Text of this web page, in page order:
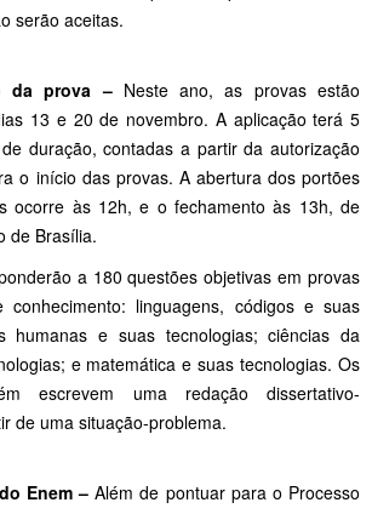
serão aceitas.
da prova –Neste ano, as provas estão
13 e 20 de novembro. A aplicação terá 5
duração, contadas a partir da autorização
o início das provas. A abertura dos portões
ocorre às 12h, e o fechamento às 13h, de
de Brasília.
a 180 questões objetivas em provas
linguagens, códigos e suas
humanas e suas tecnologias; ciências da
e matemática e suas tecnologias. Os
escrevem uma redação dissertativo-
de uma situação-problema.
Enem – Além de pontuar para o Processo